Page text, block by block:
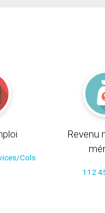
Cols
Revenu
112